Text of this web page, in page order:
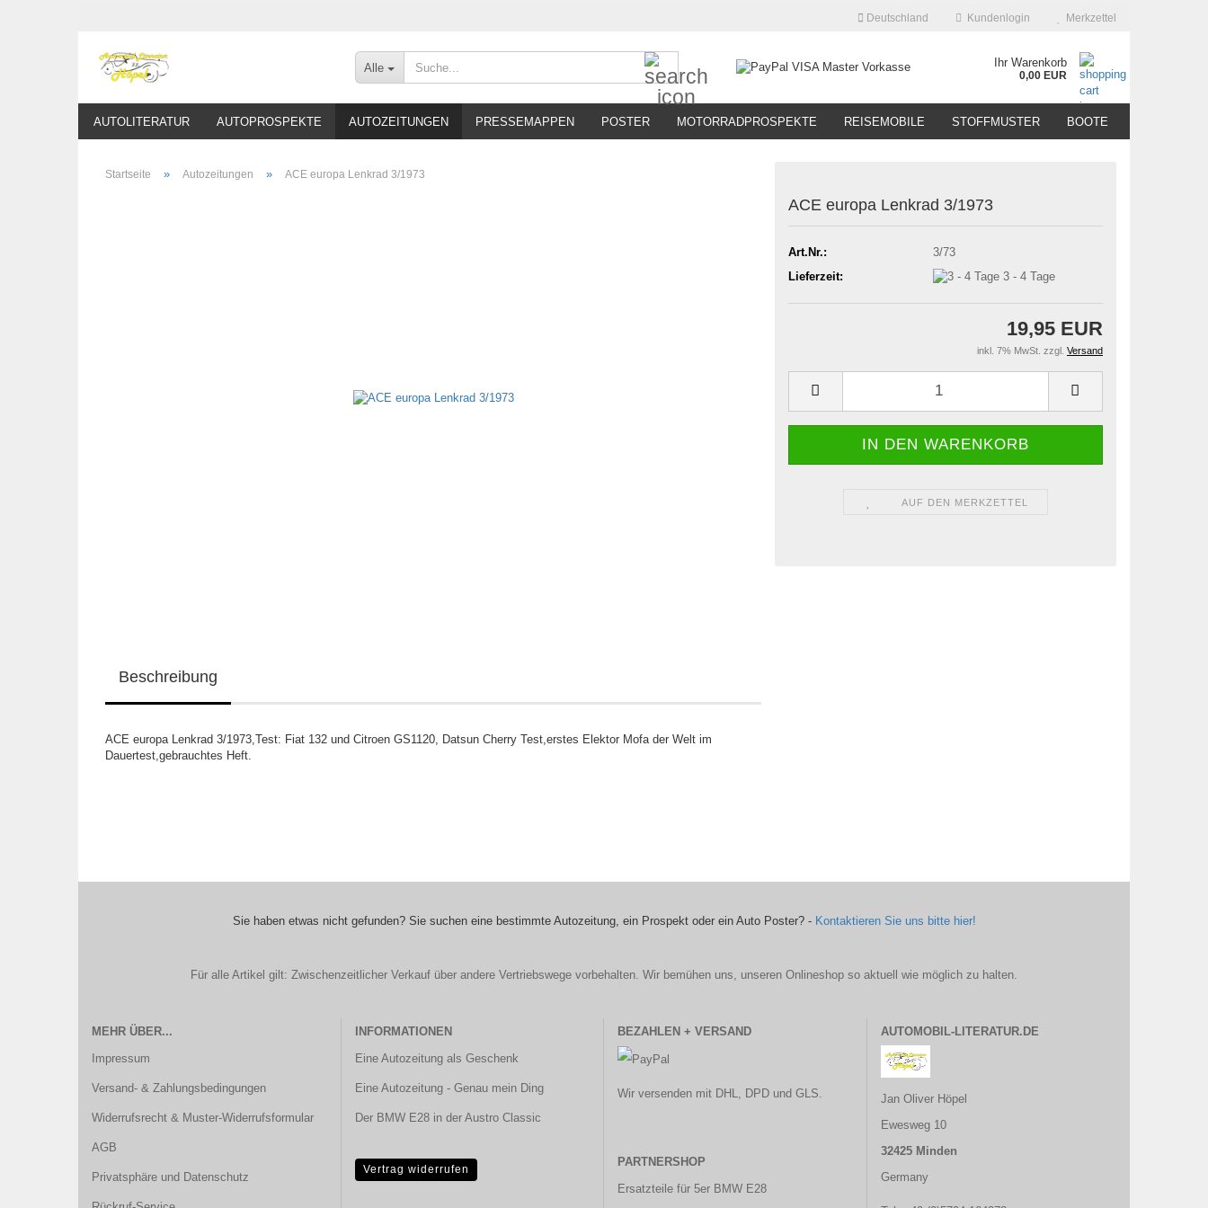
Deutschland Kundenlogin Merkzettel
Alle Ihr Warenkorb
0,00 EUR
AUTOLITERATUR AUTOPROSPEKTE AUTOZEITUNGEN PRESSEMAPPEN POSTER MOTORRADPROSPEKTE REISEMOBILE STOFFMUSTER BOOTE
Startseite » Autozeitungen » ACE europa Lenkrad 3/1973
ACE europa Lenkrad 3/1973
Art.Nr.:
3/73
Lieferzeit:
3 - 4 Tage
19,95 EUR
inkl. 7% MwSt. zzgl. Versand
AUF DEN MERKZETTEL
Beschreibung
ACE europa Lenkrad 3/1973,Test: Fiat 132 und Citroen GS1120, Datsun Cherry Test,erstes Elektor Mofa der Welt im
Dauertest,gebrauchtes Heft.
Sie haben etwas nicht gefunden? Sie suchen eine bestimmte Autozeitung, ein Prospekt oder ein Auto Poster? - Kontaktieren Sie uns bitte hier!
Für alle Artikel gilt: Zwischenzeitlicher Verkauf über andere Vertriebswege vorbehalten. Wir bemühen uns, unseren Onlineshop so aktuell wie möglich zu halten.
MEHR ÜBER...
Impressum
Versand- & Zahlungsbedingungen
Widerrufsrecht & Muster-Widerrufsformular
AGB
Privatsphäre und Datenschutz
INFORMATIONEN
Eine Autozeitung als Geschenk
Eine Autozeitung - Genau mein Ding
Der BMW E28 in der Austro Classic
Vertrag widerrufen
BEZAHLEN + VERSAND
Wir versenden mit DHL, DPD und GLS.
PARTNERSHOP
Ersatzteile für 5er BMW E28
AUTOMOBIL-LITERATUR.DE
Jan Oliver Höpel
Ewesweg 10
32425 Minden
Germany